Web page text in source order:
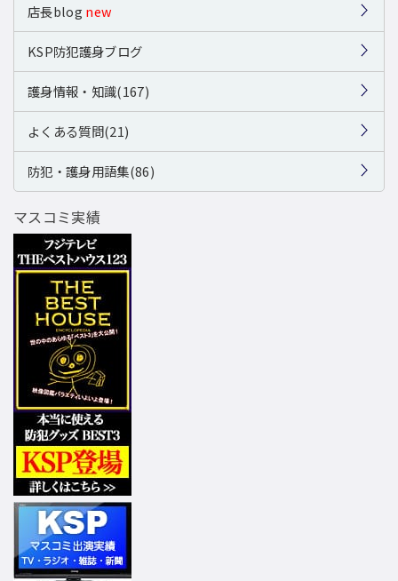
店長blog new
KSP防犯護身ブログ
護身情報・知識(167)
よくある質問(21)
防犯・護身用語集(86)
マスコミ実績